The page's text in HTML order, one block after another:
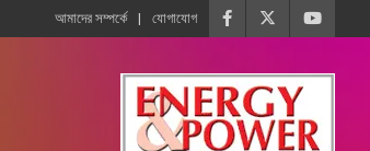
আমাদের সম্পর্কে যোগাযোগ